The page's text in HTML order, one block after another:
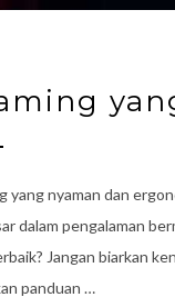
nyaman dan
dalam pengalaman
Jangan biarkan
panduan …